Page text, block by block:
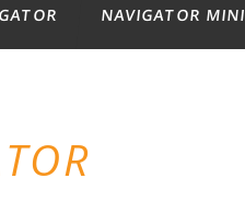
NAVIGATOR MINI